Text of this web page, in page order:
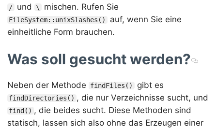
/ und \ mischen. Rufen Sie
FileSystem::unixSlashes()
auf, wenn Sie eine
einheitliche Form brauchen.
Was soll gesucht werden?
Neben der Methode findFiles() gibt es
findDirectories() , die nur Verzeichnisse sucht, und
find() , die beides sucht. Diese Methoden sind
statisch, lassen sich also ohne das Erzeugen einer